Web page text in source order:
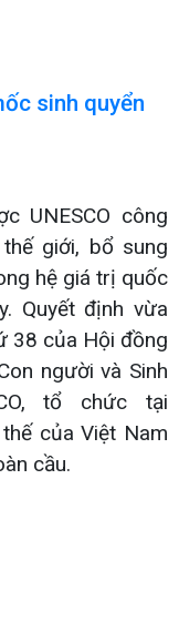
sinh quyển
UNESCO công
giới, bổ sung
hệ giá trị quốc
Quyết định vừa
38 của Hội đồng
người và Sinh
tổ chức tại
của Việt Nam
cầu.